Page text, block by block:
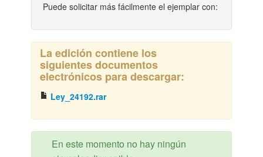
Puede solicitar más fácilmente el ejemplar con:
La edición contiene los
siguientes documentos
electrónicos para descargar:
Ley_24192.rar
En este momento no hay ningún